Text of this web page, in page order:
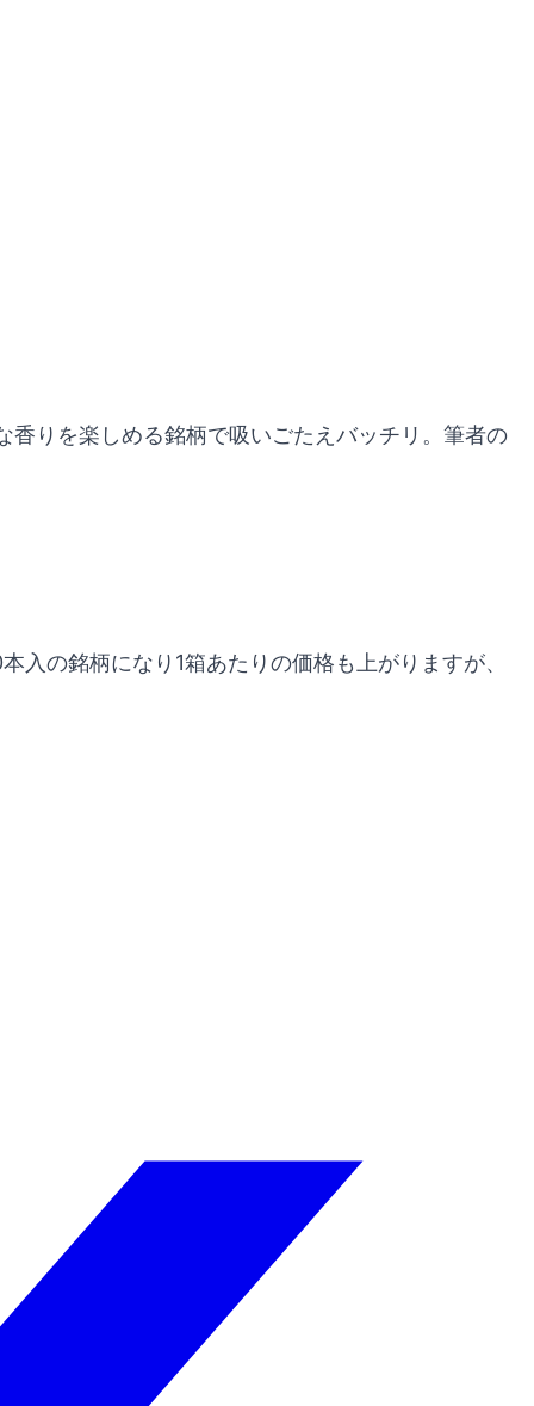
香りを楽しめる銘柄で吸いごたえバッチリ。筆者の
の銘柄になり1箱あたりの価格も上がりますが、